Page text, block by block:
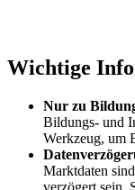
Wichtige
Nur zu
Bildungs- und
Werkzeug, um
Marktdaten